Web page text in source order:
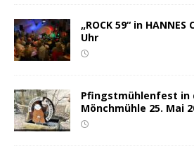
„ROCK 59“ in HANNES
Uhr
Pfingstmühlenfest in
Mönchmühle 25. Mai